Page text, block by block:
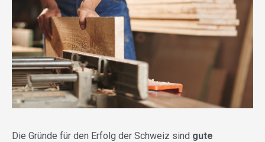
Die Gründe für den Erfolg der Schweiz sind gute